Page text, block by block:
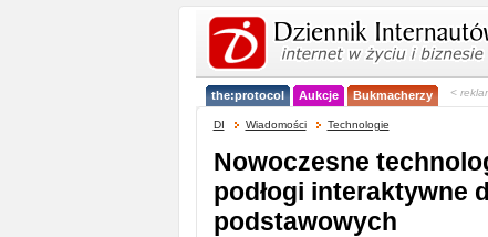
the:protocol Aukcje Bukmacherzy <
DI Wiadomości Technologie
Nowoczesne
podłogi interaktywne
podstawowych